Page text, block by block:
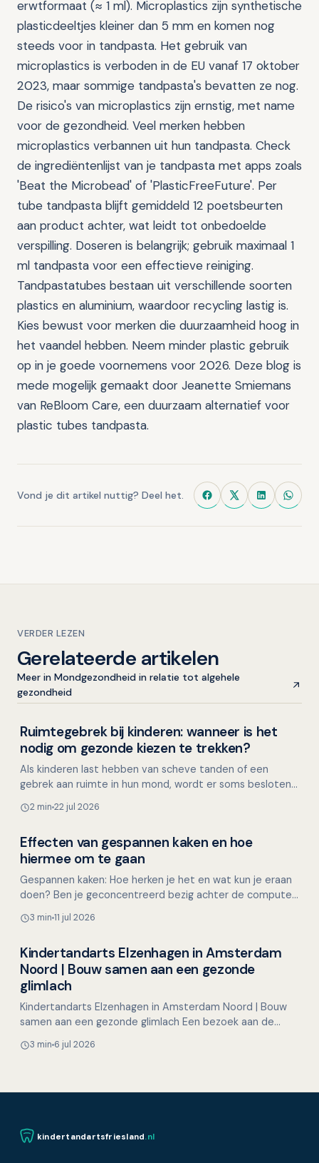
erwtformaat (≈ 1 ml). Microplastics zijn synthetische
plasticdeeltjes kleiner dan 5 mm en komen nog
steeds voor in tandpasta. Het gebruik van
microplastics is verboden in de EU vanaf 17 oktober
2023, maar sommige tandpasta's bevatten ze nog.
De risico's van microplastics zijn ernstig, met name
voor de gezondheid. Veel merken hebben
microplastics verbannen uit hun tandpasta. Check
de ingrediëntenlijst van je tandpasta met apps zoals
'Beat the Microbead' of 'PlasticFreeFuture'. Per
tube tandpasta blijft gemiddeld 12 poetsbeurten
aan product achter, wat leidt tot onbedoelde
verspilling. Doseren is belangrijk; gebruik maximaal 1
ml tandpasta voor een effectieve reiniging.
Tandpastatubes bestaan uit verschillende soorten
plastics en aluminium, waardoor recycling lastig is.
Kies bewust voor merken die duurzaamheid hoog in
het vaandel hebben. Neem minder plastic gebruik
op in je goede voornemens voor 2026. Deze blog is
mede mogelijk gemaakt door Jeanette Smiemans
van ReBloom Care, een duurzaam alternatief voor
plastic tubes tandpasta.
Vond je dit artikel nuttig? Deel het.
VERDER LEZEN
Gerelateerde artikelen
Meer in Mondgezondheid in relatie tot algehele
gezondheid
Kinderen en mondgezondheid
Ruimtegebrek bij kinderen: wanneer is het
nodig om gezonde kiezen te trekken?
Als kinderen last hebben van scheve tanden of een
gebrek aan ruimte in hun mond, wordt er soms besloten
i…
2 min 22 jul 2026
Mondgezondheid in relatie tot algehele gezondheid
Effecten van gespannen kaken en hoe
hiermee om te gaan
Gespannen kaken: Hoe herken je het en wat kun je eraan
doen? Ben je geconcentreerd bezig achter de computer,
3 min 11 jul 2026
Overig nieuws
Kindertandarts Elzenhagen in Amsterdam
Noord | Bouw samen aan een gezonde
glimlach
Kindertandarts Elzenhagen in Amsterdam Noord | Bouw
samen aan een gezonde glimlach Een bezoek aan de
zijn…
3 min 6 jul 2026
kindertandartsfriesland.nl